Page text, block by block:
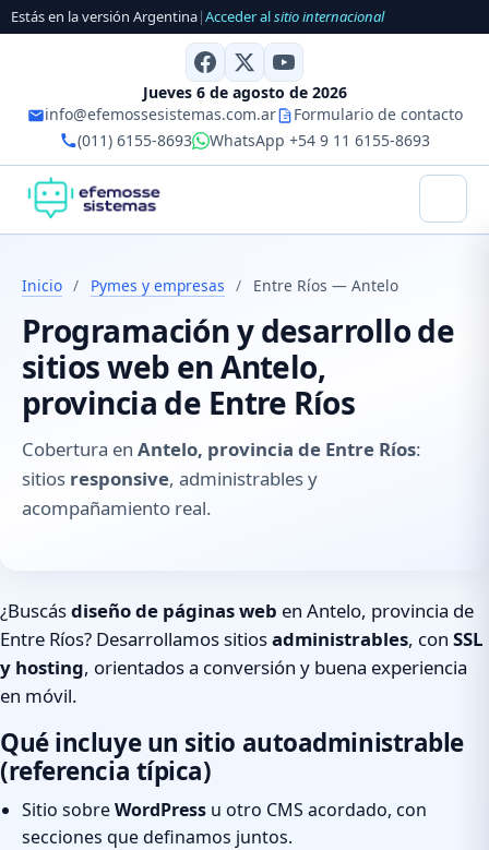
Estás en la versión Argentina|Acceder alsitio internacional
Jueves 6 de agosto de 2026
info@efemossesistemas.com.ar
Formulario de contacto
(011) 6155-8693
WhatsApp +54 9 11 6155-8693
Inicio / Pymes y empresas / Entre Ríos — Antelo
Programación y desarrollo de
sitios web en Antelo,
provincia de Entre Ríos
Cobertura en Antelo, provincia de Entre Ríos:
sitios responsive, administrables y
acompañamiento real.
¿Buscásdiseño de páginas web en Antelo, provincia de
Entre Ríos? Desarrollamos sitiosadministrables, con SSL
y hosting, orientados a conversión y buena experiencia
en móvil.
Qué incluye un sitio autoadministrable
(referencia típica)
Sitio sobreWordPress u otro CMS acordado, con
secciones que definamos juntos.